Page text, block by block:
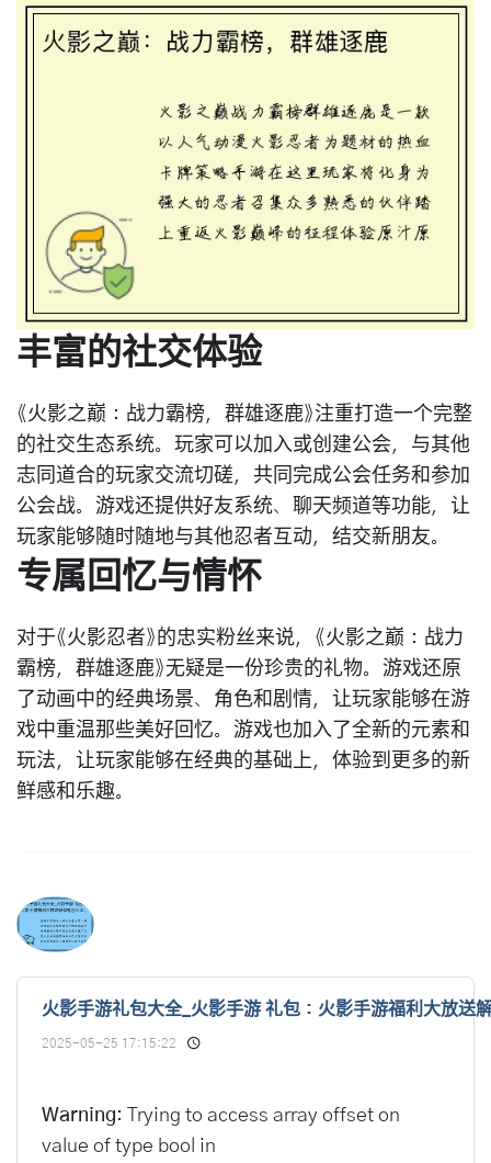
丰富的社交体验
《火影之巅：战力霸榜，群雄逐鹿》注重打造一个完整
的社交生态系统。玩家可以加入或创建公会，与其他
志同道合的玩家交流切磋，共同完成公会任务和参加
公会战。游戏还提供好友系统、聊天频道等功能，让
玩家能够随时随地与其他忍者互动，结交新朋友。
专属回忆与情怀
对于《火影忍者》的忠实粉丝来说，《火影之巅：战力
霸榜，群雄逐鹿》无疑是一份珍贵的礼物。游戏还原
了动画中的经典场景、角色和剧情，让玩家能够在游
戏中重温那些美好回忆。游戏也加入了全新的元素和
玩法，让玩家能够在经典的基础上，体验到更多的新
鲜感和乐趣。
火影手游礼包大全_火影手游 礼包：火影手游福利大放送
2025-05-25 17:15:22
Warning: Trying to access array offset on
value of type bool in